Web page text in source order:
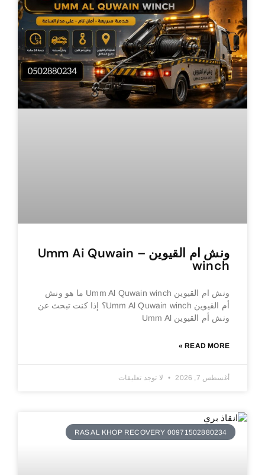
ونش ام القيوين – Umm Ai Quwain
winch
ونش ام القيوين Umm Al Quwain winch ما هو ونش
أم القيوين Umm Al Quwain winch؟ إذا كنت تبحث عن
ونش أم القيوين Umm Al
READ MORE »
أغسطس 7, 2026 لا توجد تعليقات
RAS AL KHOP RECOVERY 00971502880234